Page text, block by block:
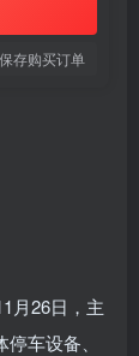
存购买订单
月26日，主
车设备、